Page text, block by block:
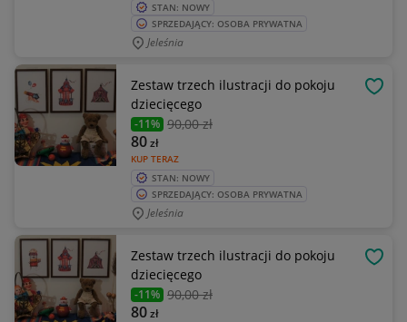
STAN: NOWY
SPRZEDAJĄCY: OSOBA PRYWATNA
Jeleśnia
Zestaw trzech ilustracji do pokoju
dziecięcego
-11% 90,00 zł
KUP TERAZ
80zł
STAN: NOWY
SPRZEDAJĄCY: OSOBA PRYWATNA
Jeleśnia
Zestaw trzech ilustracji do pokoju
dziecięcego
-11% 90,00 zł
80zł